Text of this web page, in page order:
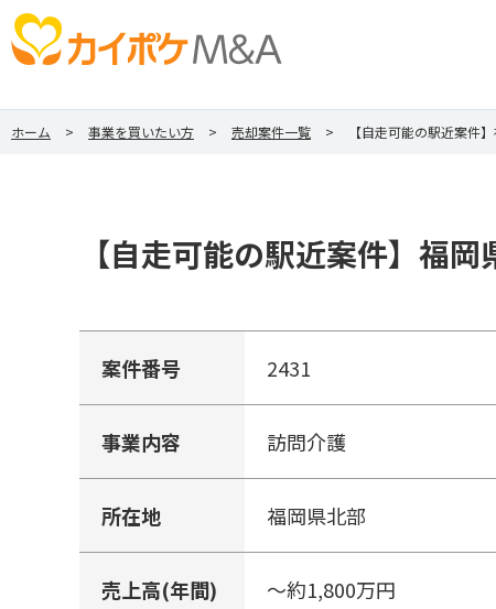
ホーム 事業を買いたい方 売却案件一覧 【自走可能の駅近案件
【自走可能の駅近案件】福
案件番号 2431
事業内容 訪問介護
所在地 福岡県北部
売上高(年間) ～約1,800万円